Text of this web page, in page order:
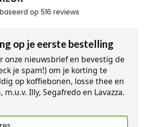
op je eerste bestelling
onze nieuwsbrief en bevestig de
je spam!) om je korting te
op koffiebonen, losse thee en
Illy, Segafredo en Lavazza.